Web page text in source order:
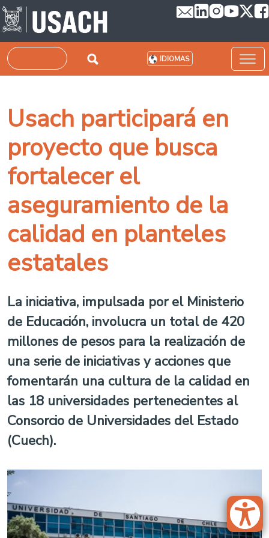
Pasar al contenido principal
Buscar IDIOMAS
Usach participará en
proyecto que busca
fortalecer el
aseguramiento de la
calidad en planteles
estatales
La iniciativa, impulsada por el Ministerio
de Educación, involucra un total de 420
millones de pesos para la realización de
una serie de iniciativas y acciones que
fomentarán una cultura de la calidad en
las 18 universidades pertenecientes al
Consorcio de Universidades del Estado
(Cuech).